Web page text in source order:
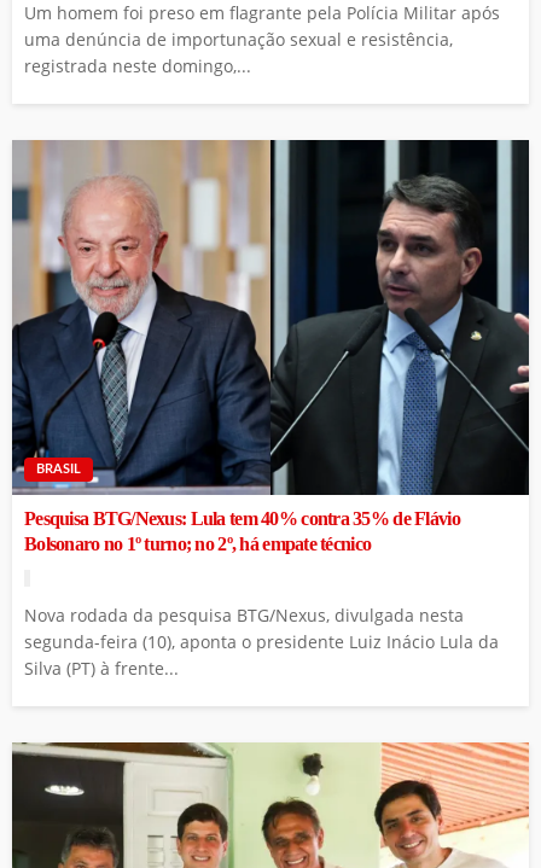
Um homem foi preso em flagrante pela Polícia Militar após
uma denúncia de importunação sexual e resistência,
registrada neste domingo,...
BRASIL
Pesquisa BTG/Nexus: Lula tem 40% contra 35% de Flávio
Bolsonaro no 1º turno; no 2º, há empate técnico
Nova rodada da pesquisa BTG/Nexus, divulgada nesta
segunda-feira (10), aponta o presidente Luiz Inácio Lula da
Silva (PT) à frente...